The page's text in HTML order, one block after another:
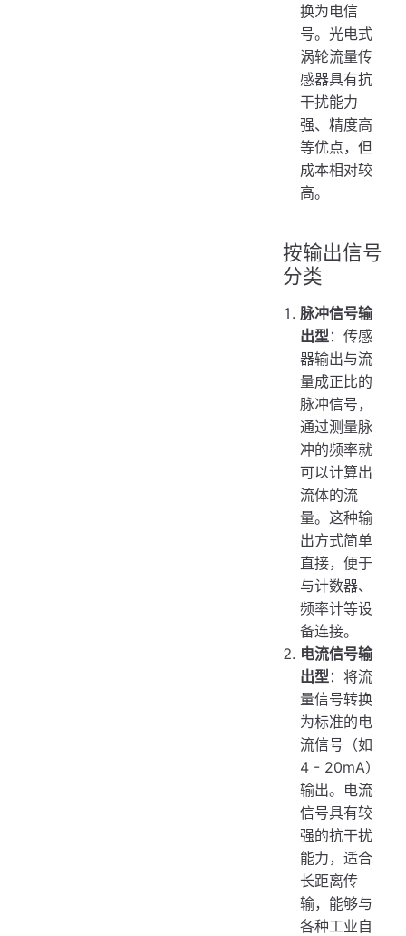
换为电信
号。光电式
涡轮流量传
感器具有抗
干扰能力
强、精度高
等优点，但
成本相对较
高。
按输出信号
分类
脉冲信号输
出型 ：传感
器输出与流
量成正比的
脉冲信号，
通过测量脉
冲的频率就
可以计算出
流体的流
量。这种输
出方式简单
直接，便于
与计数器、
频率计等设
备连接。
电流信号输
出型 ：将流
量信号转换
为标准的电
流信号（如
4 - 20mA）
输出。电流
信号具有较
强的抗干扰
能力，适合
长距离传
输，能够与
各种工业自